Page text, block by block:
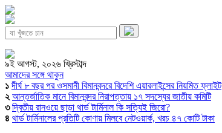
৯ই আগস্ট, ২০২৬ খ্রিস্টাব্দ
আমাদের সঙ্গে থাকুন
১ দীর্ঘ ৮ বছর পর ওসমানী বিমানবন্দরে বিদেশি এয়ারলাইন্সের নিয়মিত ফ্লাইট
২ আন্তর্জাতিক মানে বিমানবন্দর নিরাপত্তায় ১৭ সদস্যের জাতীয় কমিটি
৩ দ্বিতীয় রানওয়ে ছাড়া থার্ড টার্মিনাল কি সত্যিই জিরো?
৪ থার্ড টার্মিনালের প্রতিটি কোণায় মিলবে নেটওয়ার্ক, খরচ ৪৭ কোটি টাকা